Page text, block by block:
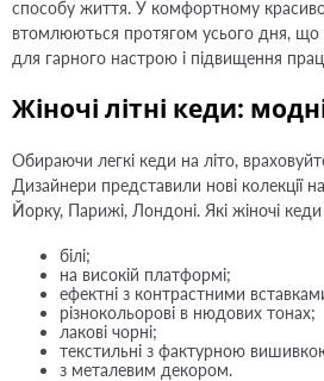
способу життя. У комфортному
втомлюються протягом усього дня,
для гарного настрою і підвищення
Жіночі літні кеди:
Обираючи легкі кеди на літо,
Дизайнери представили нові колекції
Йорку, Парижі, Лондоні. Які жіночі
білі;
на високій платформі;
ефектні з контрастними
різнокольорові в нюдових тонах;
лакові чорні;
текстильні з фактурною
з металевим декором.